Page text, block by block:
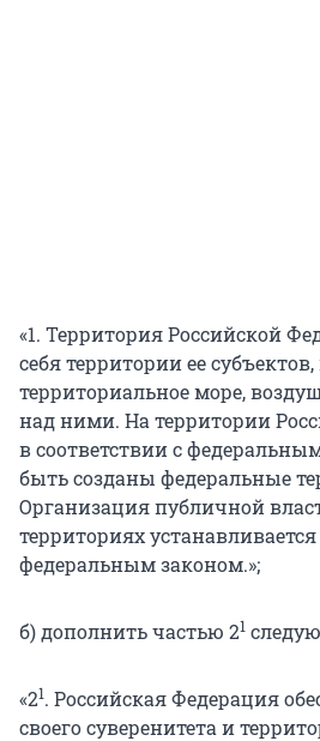
«1. Территория Российской
себя территории ее
территориальное море,
над ними. На территории
в соответствии с
быть созданы федеральные
Организация публичной
территориях
федеральным законом.»;
б) дополнить частью 21
«21. Российская Федерация
своего суверенитета и